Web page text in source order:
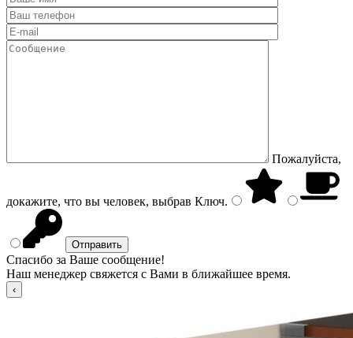
Пожалуйста,
докажите, что вы человек, выбрав Ключ.
Спасибо за Ваше сообщение!
Наш менеджер свяжется с Вами в ближайшее время.